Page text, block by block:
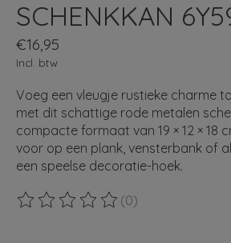
SCHENKKAN
€16,95
Incl. btw
Voeg een vleugje rustieke charme
met dit schattige rode metalen
compacte formaat van 19 × 12 × 18
voor op een plank, vensterbank of
een speelse decoratie-hoek.
De beoordeling van dit product is
(0)